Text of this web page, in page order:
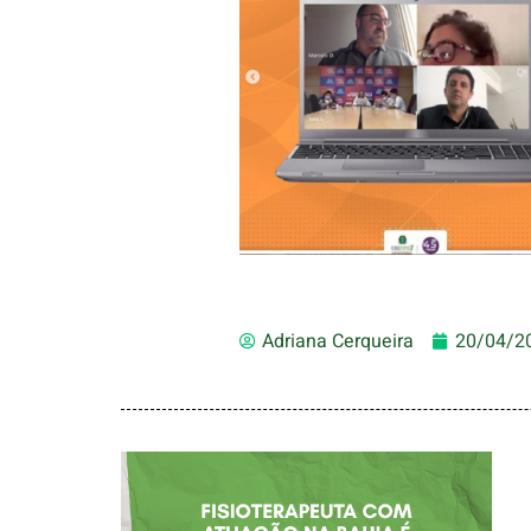
Adriana Cerqueira 20/04/